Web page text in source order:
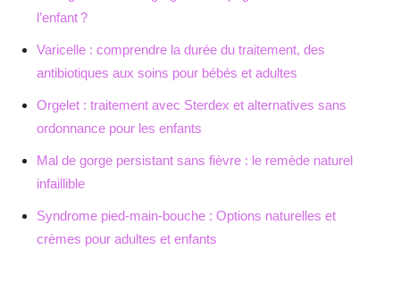
l’enfant ?
Varicelle : comprendre la durée du traitement, des
antibiotiques aux soins pour bébés et adultes
Orgelet : traitement avec Sterdex et alternatives sans
ordonnance pour les enfants
Mal de gorge persistant sans fièvre : le remède naturel
infaillible
Syndrome pied-main-bouche : Options naturelles et
crèmes pour adultes et enfants